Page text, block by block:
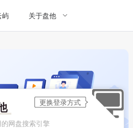
屿 关于盘他
网盘搜索引擎